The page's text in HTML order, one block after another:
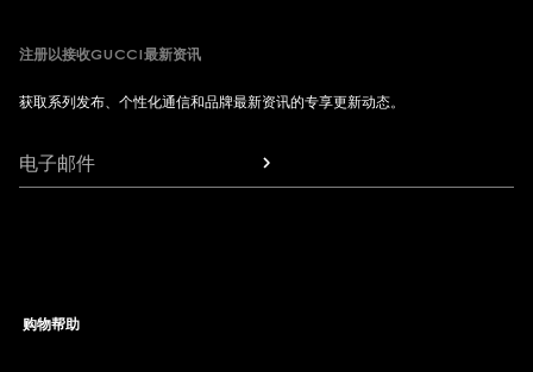
注册以接收GUCCI最新资讯
获取系列发布、个性化通信和品牌最新资讯的专享更新动态。
电子邮件
购物帮助